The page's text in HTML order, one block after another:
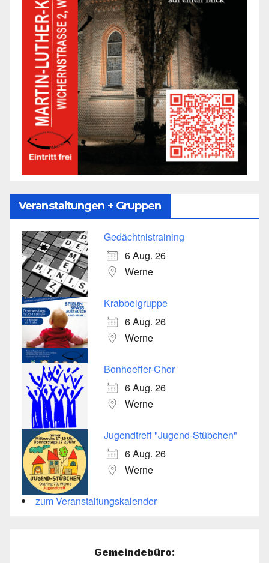
Veranstaltungen + Gruppen
Gedächtnistraining
6 Aug. 26
Werne
Krabbelgruppe
6 Aug. 26
Werne
Bonhoeffer-Chor
6 Aug. 26
Werne
Jugendtreff "Jugend-Stübchen"
6 Aug. 26
Werne
zum Veranstaltungskalender
Gemeindebüro: